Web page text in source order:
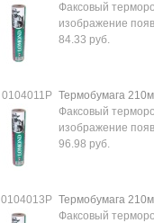
Факсовый
изображение
84.33 руб.
0104011Р Термобумага
Факсовый
изображение
96.98 руб.
0104013Р Термобумага
Факсовый